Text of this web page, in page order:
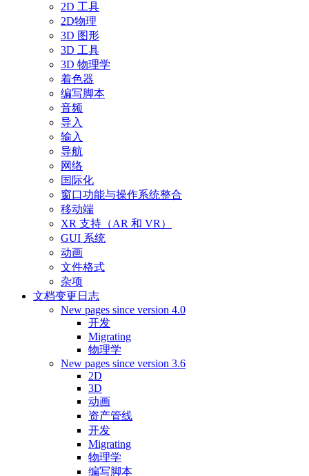
2D 工具
2D物理
3D 图形
3D 工具
3D 物理学
着色器
编写脚本
音频
导入
输入
导航
网络
国际化
窗口功能与操作系统整合
移动端
XR 支持（AR 和 VR）
GUI 系统
动画
文件格式
杂项
文档变更日志
New pages since version 4.0
开发
Migrating
物理学
New pages since version 3.6
2D
3D
动画
资产管线
开发
Migrating
物理学
编写脚本